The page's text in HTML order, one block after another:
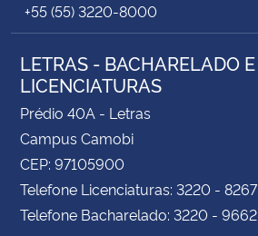
+55 (55) 3220-8000
LETRAS - BACHARELADO E
LICENCIATURAS
Prédio 40A - Letras
Campus Camobi
CEP: 97105900
Telefone Licenciaturas: 3220 - 8267
Telefone Bacharelado: 3220 - 9662